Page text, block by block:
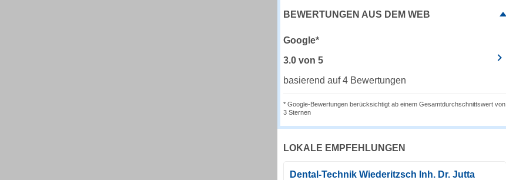
BEWERTUNGEN AUS DEM WEB
Google*
3.0 von 5
basierend auf 4 Bewertungen
* Google-Bewertungen berücksichtigt ab einem Gesamtdurchschnittswert von
3 Sternen
LOKALE EMPFEHLUNGEN
Dental-Technik Wiederitzsch Inh. Dr. Jutta